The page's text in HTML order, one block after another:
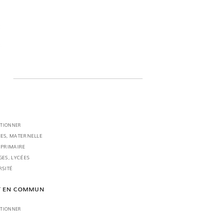
MATERNELLE
LYCÉES
EN COMMUN